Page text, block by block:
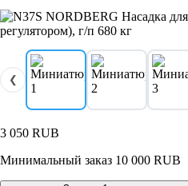
❮
3 050 RUB
Минимальный заказ 10 000 RUB